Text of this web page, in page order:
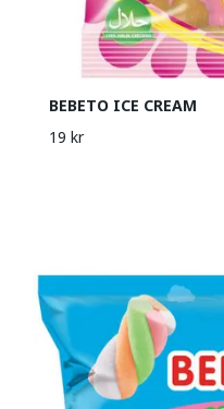
BEBETO ICE CREAM
19 kr